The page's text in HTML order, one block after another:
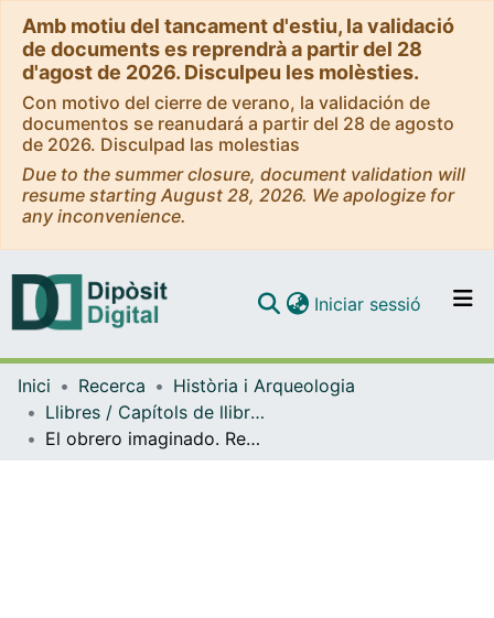
Amb motiu del tancament d'estiu, la validació
de documents es reprendrà a partir del 28
d'agost de 2026. Disculpeu les molèsties.
Con motivo del cierre de verano, la validación de
documentos se reanudará a partir del 28 de agosto
de 2026. Disculpad las molestias
Due to the summer closure, document validation will
resume starting August 28, 2026. We apologize for
any inconvenience.
Navega per tot el DD
Com publicar
Iniciar sessió (current)
Inici Recerca
Història i Arqueologia
Llibres / Capítols de llibre (Història i Arqueologia)
El obrero imaginado. Representaciones sociales, culturas Políticas y movilización social